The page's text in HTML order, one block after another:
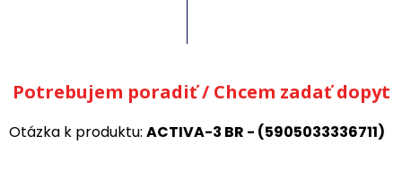
Potrebujem poradiť / Chcem zadať dopyt
Otázka k produktu: ACTIVA-3 BR - (5905033336711)